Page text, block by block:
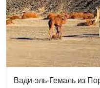
Вади-эль-Гемаль из